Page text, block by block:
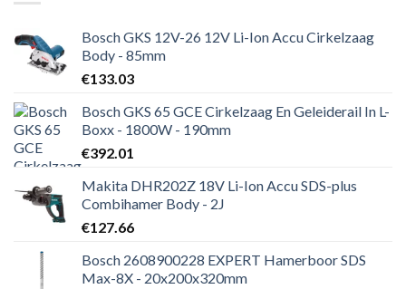
Bosch GKS 12V-26 12V Li-Ion Accu Cirkelzaag
Body - 85mm
€133.03
Bosch GKS 65 GCE Cirkelzaag En Geleiderail In L-
Boxx - 1800W - 190mm
€392.01
Makita DHR202Z 18V Li-Ion Accu SDS-plus
Combihamer Body - 2J
€127.66
Bosch 2608900228 EXPERT Hamerboor SDS
Max-8X - 20x200x320mm